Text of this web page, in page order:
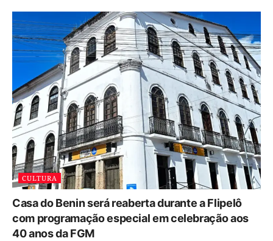
CULTURA
Casa do Benin será reaberta durante a Flipelô
com programação especial em celebração aos
40 anos da FGM